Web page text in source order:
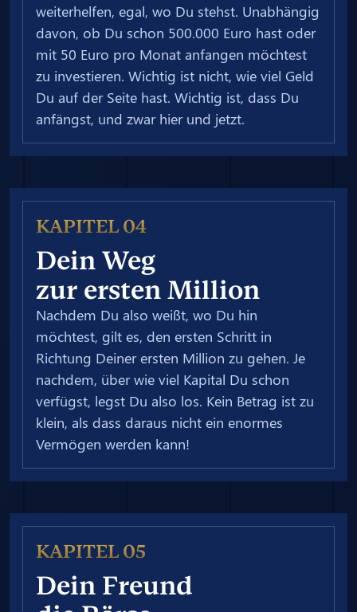
weiterhelfen, egal, wo Du stehst. Unabhängig
davon, ob Du schon 500.000 Euro hast oder
mit 50 Euro pro Monat anfangen möchtest
zu investieren. Wichtig ist nicht, wie viel Geld
Du auf der Seite hast. Wichtig ist, dass Du
anfängst, und zwar hier und jetzt.
KAPITEL 04
Dein Weg
zur ersten Million
Nachdem Du also weißt, wo Du hin
möchtest, gilt es, den ersten Schritt in
Richtung Deiner ersten Million zu gehen. Je
nachdem, über wie viel Kapital Du schon
verfügst, legst Du also los. Kein Betrag ist zu
klein, als dass daraus nicht ein enormes
Vermögen werden kann!
KAPITEL 05
Dein Freund